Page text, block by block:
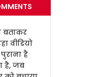
बताकर
वीडियो
है
है, जब